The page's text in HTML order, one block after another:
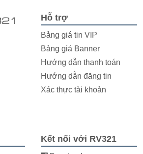
Hỗ trợ
Bảng giá tin VIP
Bảng giá Banner
Hướng dẫn thanh toán
Hướng dẫn đăng tin
Xác thực tài khoản
Kết nối với RV321